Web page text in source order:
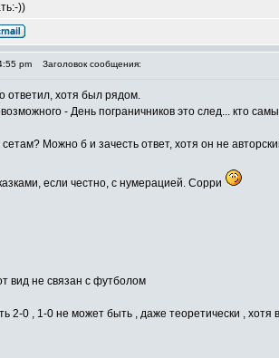
))
pm Заголовок сообщения:
ответил, хотя был рядом.
- День пограничников это след... кто
Можно б и зачесть ответ, хотя он не
если честно, с нумерацией. Сорри
вид не связан с футболом
2-0 , 1-0 не может быть , даже теоретически ,